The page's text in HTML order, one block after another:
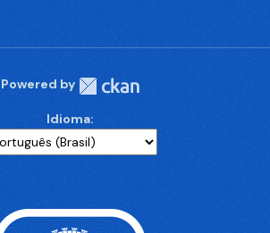
Powered by
Idioma